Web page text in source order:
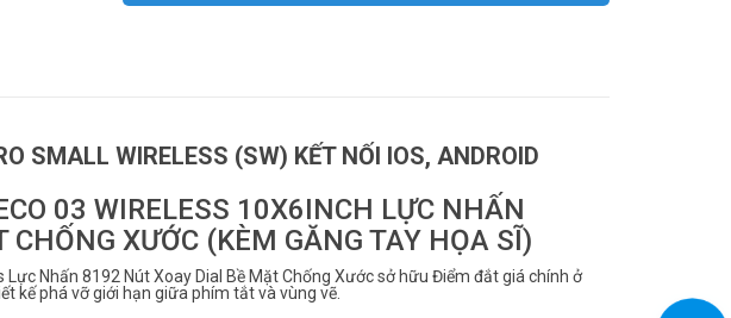
SMALL WIRELESS (SW) KẾT NỐI IOS, ANDROID
03 WIRELESS 10X6INCH LỰC NHẤN
XƯỚC (KÈM GĂNG TAY HỌA SĨ)
Nhấn 8192 Nút Xoay Dial Bề Mặt Chống Xước sở hữu Điểm đắt giá chính ở
kế phá vỡ giới hạn giữa phím tắt và vùng vẽ.